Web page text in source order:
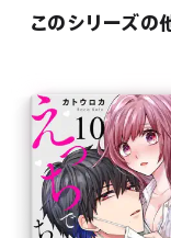
このシリーズの